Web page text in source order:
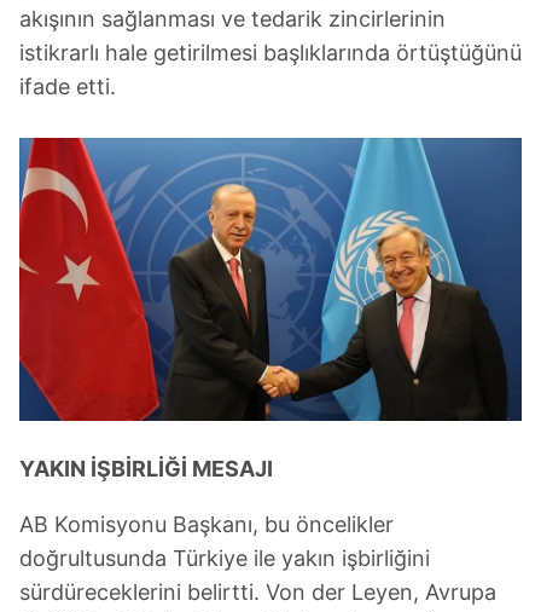
akışının sağlanması ve tedarik zincirlerinin
istikrarlı hale getirilmesi başlıklarında örtüştüğünü
ifade etti.
YAKIN İŞBİRLİĞİ MESAJI
AB Komisyonu Başkanı, bu öncelikler
doğrultusunda Türkiye ile yakın işbirliğini
sürdüreceklerini belirtti. Von der Leyen, Avrupa